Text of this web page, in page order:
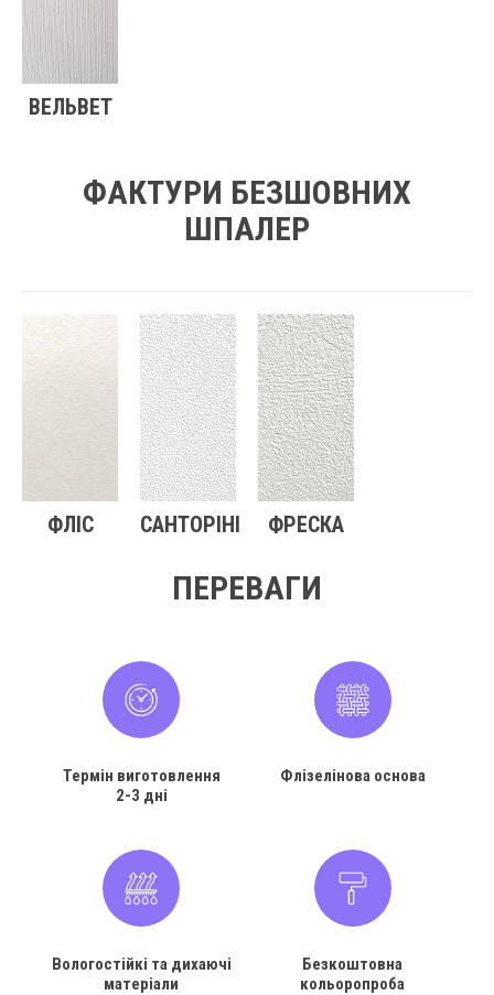
ВЕЛЬВЕТ
ФАКТУРИ БЕЗШОВНИХ
ШПАЛЕР
ФЛІС САНТОРІНІ ФРЕСКА
ПЕРЕВАГИ
Термін виготовлення
2-3 дні
Флізелінова основа
Вологостійкі та дихаючі
матеріали
Безкоштовна
кольоропроба